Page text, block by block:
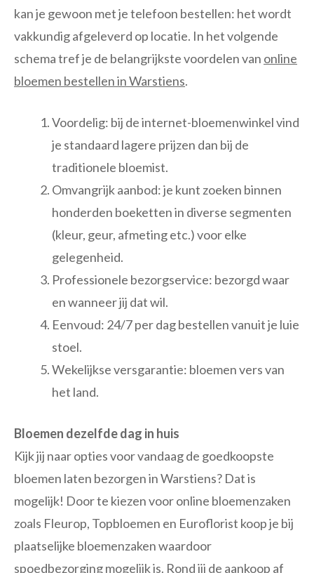
kan je gewoon met je telefoon bestellen: het wordt
vakkundig afgeleverd op locatie. In het volgende
schema tref je de belangrijkste voordelen van online
bloemen bestellen in Warstiens.
Voordelig: bij de internet-bloemenwinkel vind
je standaard lagere prijzen dan bij de
traditionele bloemist.
Omvangrijk aanbod: je kunt zoeken binnen
honderden boeketten in diverse segmenten
(kleur, geur, afmeting etc.) voor elke
gelegenheid.
Professionele bezorgservice: bezorgd waar
en wanneer jij dat wil.
Eenvoud: 24/7 per dag bestellen vanuit je luie
stoel.
Wekelijkse versgarantie: bloemen vers van
het land.
Bloemen dezelfde dag in huis
Kijk jij naar opties voor vandaag de goedkoopste
bloemen laten bezorgen in Warstiens? Dat is
mogelijk! Door te kiezen voor online bloemenzaken
zoals Fleurop, Topbloemen en Euroflorist koop je bij
plaatselijke bloemenzaken waardoor
spoedbezorging mogelijk is. Rond jij de aankoop af